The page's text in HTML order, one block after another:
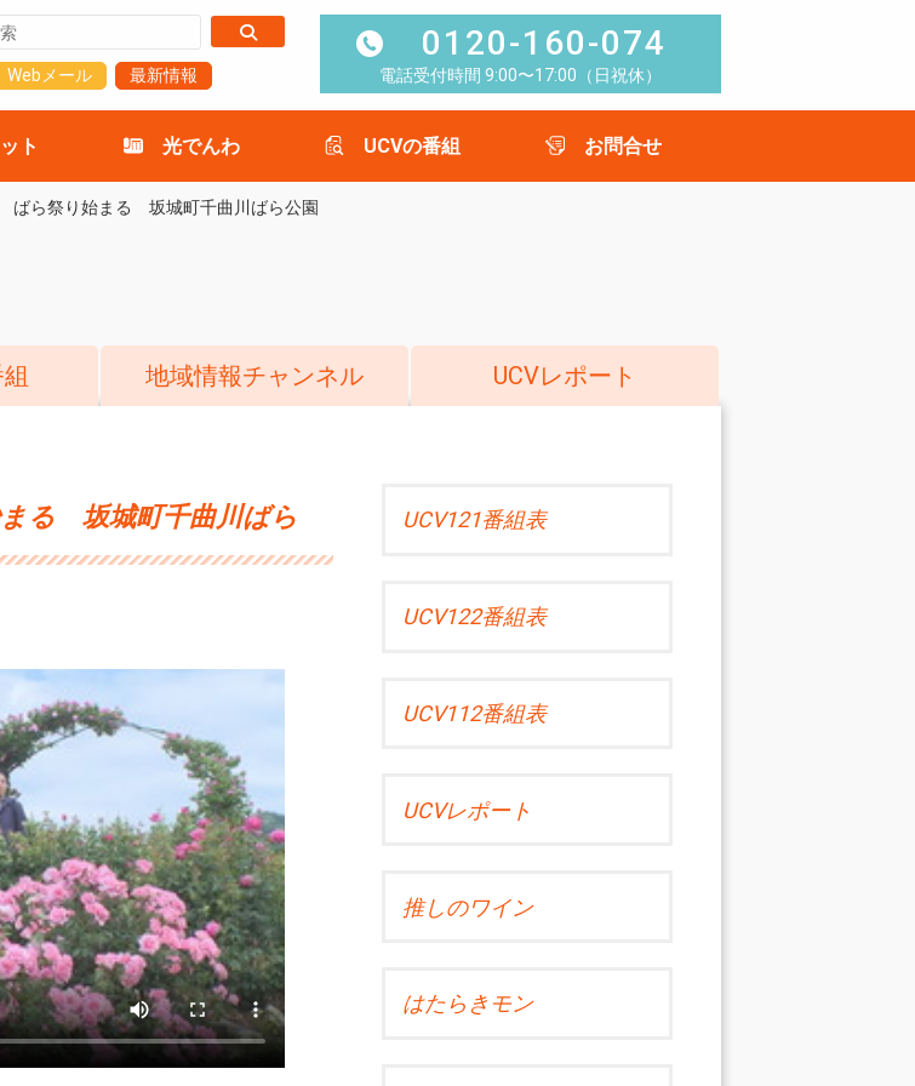
Webメール 最新情報
0120-160-074
電話受付時間 9:00〜17:00（日祝休）
ト 光でんわ UCVの番組 お問合せ
ら祭り始まる 坂城町千曲川ばら公園
地域情報チャンネル UCVレポート
る 坂城町千曲川ばら
UCV121番組表
UCV122番組表
UCV112番組表
UCVレポート
推しのワイン
はたらきモン